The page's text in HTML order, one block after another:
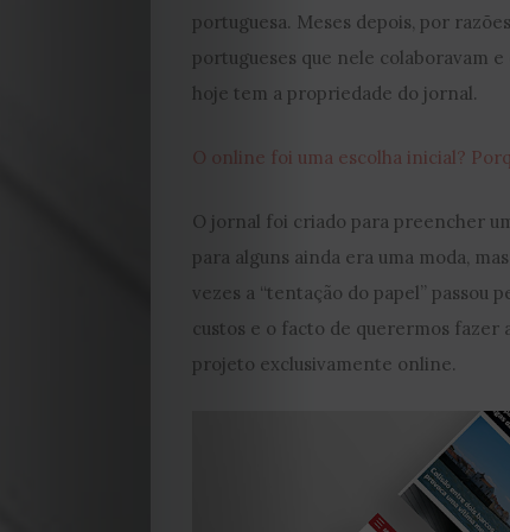
portuguesa. Meses depois, por
portugueses que nele colaboravam
hoje tem a propriedade do jornal.
O online foi uma escolha inicial?
O jornal foi criado para preencher
para alguns ainda era uma moda,
vezes a “tentação do papel” passou
custos e o facto de querermos fazer
projeto exclusivamente online.